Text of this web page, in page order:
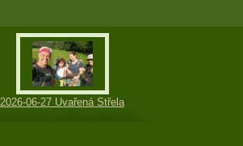
2026-06-27 Uvařená Střela